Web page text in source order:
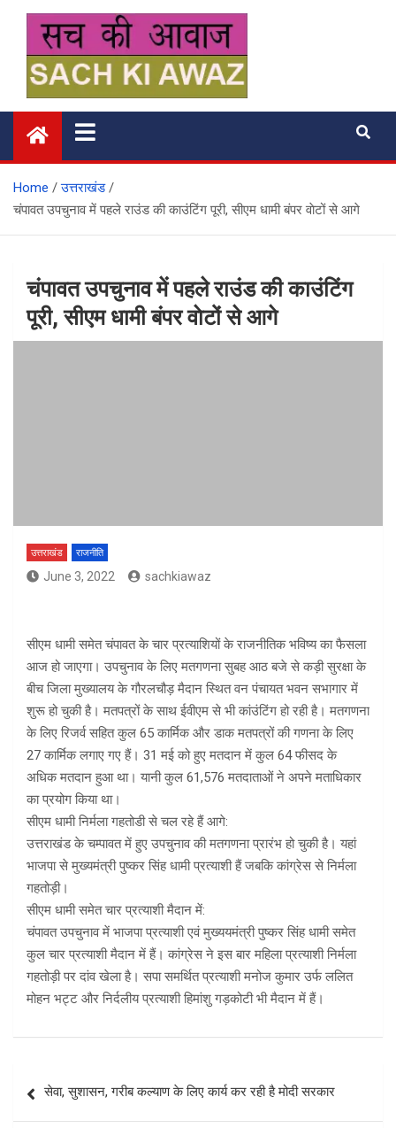
content
सच की आवाज
Home
उत्तराखंड
चंपावत उपचुनाव में पहले राउंड की काउंटिंग पूरी, सीएम धामी बंपर वाेटों से आगे
चंपावत उपचुनाव में पहले राउंड की काउंटिंग
पूरी, सीएम धामी बंपर वाेटों से आगे
उत्तराखंड राजनीति
June 3, 2022 sachkiawaz
सीएम धामी समेत चंपावत के चार प्रत्याशियों के राजनीतिक भविष्य का फैसला
आज हो जाएगा। उपचुनाव के लिए मतगणना सुबह आठ बजे से कड़ी सुरक्षा के
बीच जिला मुख्यालय के गौरलचौड़ मैदान स्थित वन पंचायत भवन सभागार में
शुरू हो चुकी है। मतपत्रों के साथ ईवीएम से भी कांउंटिंग हो रही है। मतगणना
के लिए रिजर्व सहित कुल 65 कार्मिक और डाक मतपत्रों की गणना के लिए
27 कार्मिक लगाए गए हैं। 31 मई को हुए मतदान में कुल 64 फीसद के
अधिक मतदान हुआ था। यानी कुल 61,576 मतदाताओं ने अपने मताधिकार
का प्रयोग किया था।
सीएम धामी न‍िर्मला गहतोडी से चल रहे हैं आगे:
उत्तराखंड के चम्पावत में हुए उपचुनाव की मतगणना प्रारंभ हो चुकी है। यहां
भाजपा से मुख्यमंत्री पुष्कर सिंह धामी प्रत्याशी हैं जबकि कांग्रेस से निर्मला
गहतोड़ी।
सीएम धामी समेत चार प्रत्याशी मैदान में:
चंपावत उपचुनाव में भाजपा प्रत्याशी एवं मुख्ययमंत्री पुष्कर सिंह धामी समेत
कुल चार प्रत्याशी मैदान में हैं। कांग्रेस ने इस बार महिला प्रत्याशी निर्मला
गहतोड़ी पर दांव खेला है। सपा समर्थित प्रत्याशी मनोज कुमार उर्फ ललित
मोहन भट्ट और निर्दलीय प्रत्याशी हिमांशु गड़कोटी भी मैदान में हैं।
navigation
सेवा, सुशासन, गरीब कल्याण के लिए कार्य कर रही है मोदी सरकार